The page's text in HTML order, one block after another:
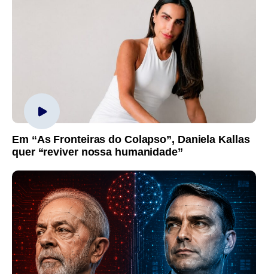
Em “As Fronteiras do Colapso”, Daniela Kallas
quer “reviver nossa humanidade”